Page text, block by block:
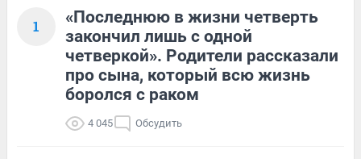
1
«Последнюю в жизни четверть
закончил лишь с одной
четверкой». Родители рассказали
про сына, который всю жизнь
боролся с раком
4 045 Обсудить